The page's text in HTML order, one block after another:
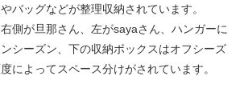
バッグなどが整理収納されています。
側が旦那さん、左がsayaさん、ハンガーに
シーズン、下の収納ボックスはオフシーズ
によってスペース分けがされています。